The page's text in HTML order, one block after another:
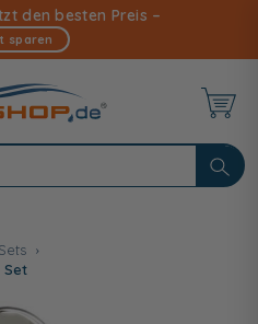
den besten Preis –
sparen
Set